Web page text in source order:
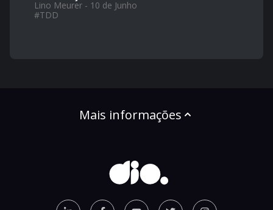
Lino Meurer - 10 de Junho
#TDD
Mais informações